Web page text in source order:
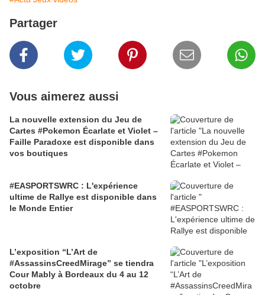
Partager
Vous aimerez aussi
La nouvelle extension du Jeu de
Cartes #Pokemon Écarlate et Violet –
Faille Paradoxe est disponible dans
vos boutiques
#EASPORTSWRC : L'expérience
ultime de Rallye est disponible dans
le Monde Entier
L’exposition “L’Art de
#AssassinsCreedMirage” se tiendra
Cour Mably à Bordeaux du 4 au 12
octobre